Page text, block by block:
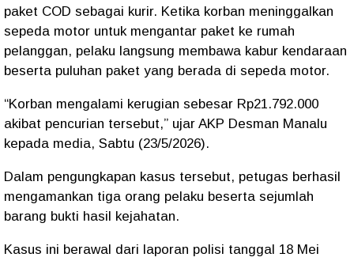
paket COD sebagai kurir. Ketika korban meninggalkan
sepeda motor untuk mengantar paket ke rumah
pelanggan, pelaku langsung membawa kabur kendaraan
beserta puluhan paket yang berada di sepeda motor.
“Korban mengalami kerugian sebesar Rp21.792.000
akibat pencurian tersebut,” ujar AKP Desman Manalu
kepada media, Sabtu (23/5/2026).
Dalam pengungkapan kasus tersebut, petugas berhasil
mengamankan tiga orang pelaku beserta sejumlah
barang bukti hasil kejahatan.
Kasus ini berawal dari laporan polisi tanggal 18 Mei